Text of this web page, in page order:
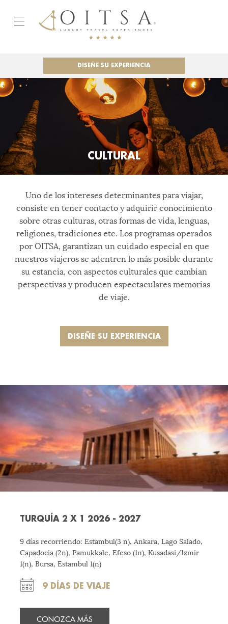
DISEÑE SU EXPERIENCIA
CULTURAL
Uno de los intereses determinantes para viajar,
consiste en tener contacto y adquirir conocimiento
sobre otras culturas, otras formas de vida, lenguas,
religiones, tradiciones etc. Los programas operados
por OITSA, garantizan un cuidado especial en que
nuestros viajeros se adentren lo más posible durante
su estancia, con aspectos culturales que cambian
perspectivas y producen espectaculares memorias
de viaje.
DISEÑE SU EXPERIENCIA
TURQUÍA 2 X 1 2026 - 2027
9 días recorriendo: Estambul(3 n), Ankara, Lago Salado,
Capadocia (2n), Pamukkale, Efeso (1n), Kusadasi/Izmir
1(n), Bursa, Estambul 1(n)
9 DÍAS DE VIAJE
CONOZCA MÁS